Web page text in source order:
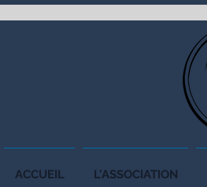
ACCUEIL L'ASSOCIATION